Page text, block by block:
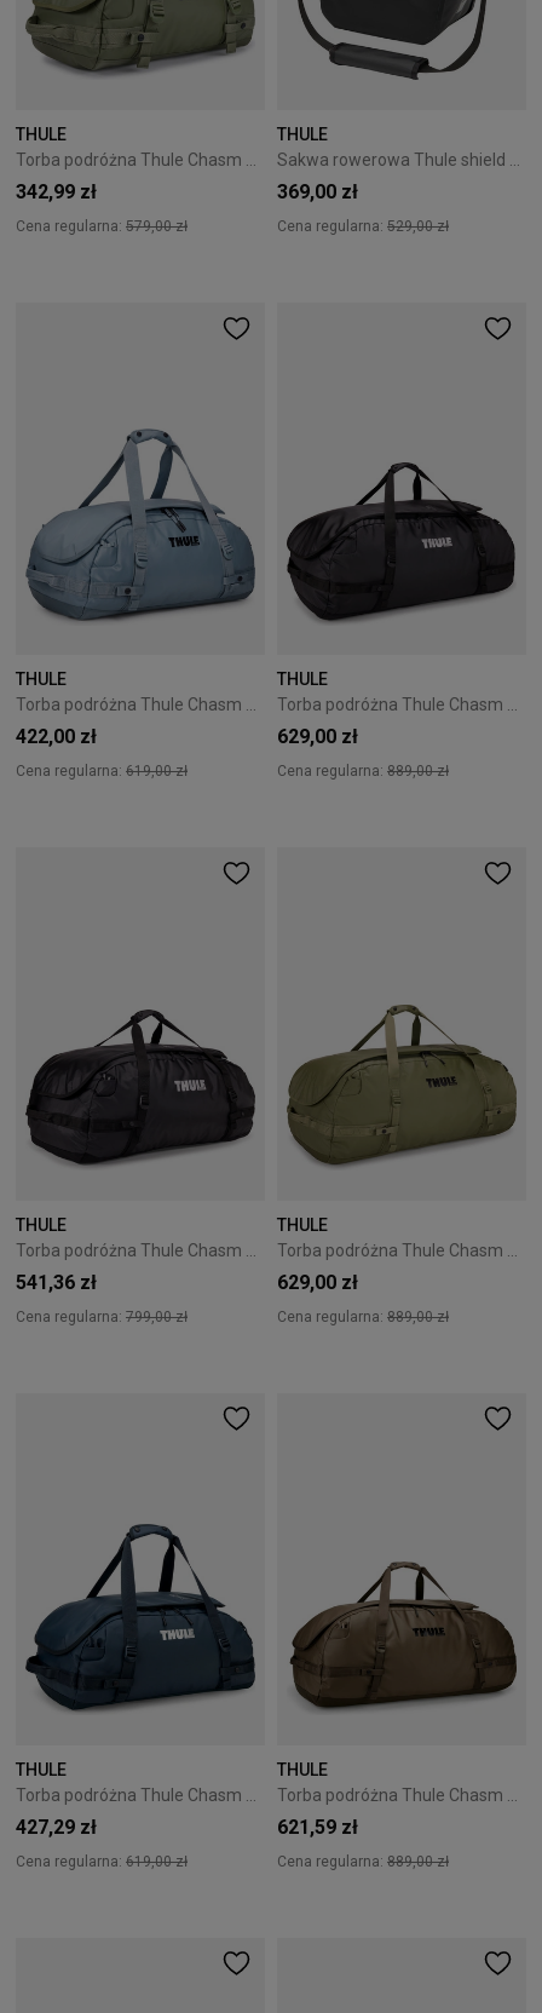
THULE
Torba podróżna Thule Chasm 30L Olivine
342,99 zł
Cena regularna: 579,00 zł
THULE
Sakwa rowerowa Thule shield 22L Black
369,00 zł
Cena regularna: 529,00 zł
THULE
Torba podróżna Thule Chasm 40L Pond Gray
422,00 zł
Cena regularna: 619,00 zł
THULE
Torba podróżna Thule Chasm 130L Black
629,00 zł
Cena regularna: 889,00 zł
THULE
541,36 zł
Cena regularna: 799,00 zł
THULE
629,00 zł
Cena regularna: 889,00 zł
THULE
427,29 zł
Cena regularna: 619,00 zł
THULE
621,59 zł
Cena regularna: 889,00 zł